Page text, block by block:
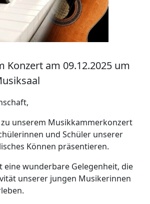
Konzert am 09.12.2025 um
unserem Musikkammerkonzert
und Schüler unserer
Können präsentieren.
eine wunderbare Gelegenheit, die
unserer jungen Musikerinnen